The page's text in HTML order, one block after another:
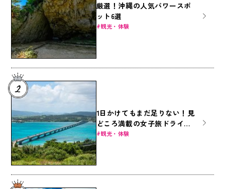
厳選！沖縄の人気パワースポ
ット6選
観光・体験
1日かけてもまだ足りない！見
どころ満載の女子旅ドライブ
～本島北部編～
観光・体験